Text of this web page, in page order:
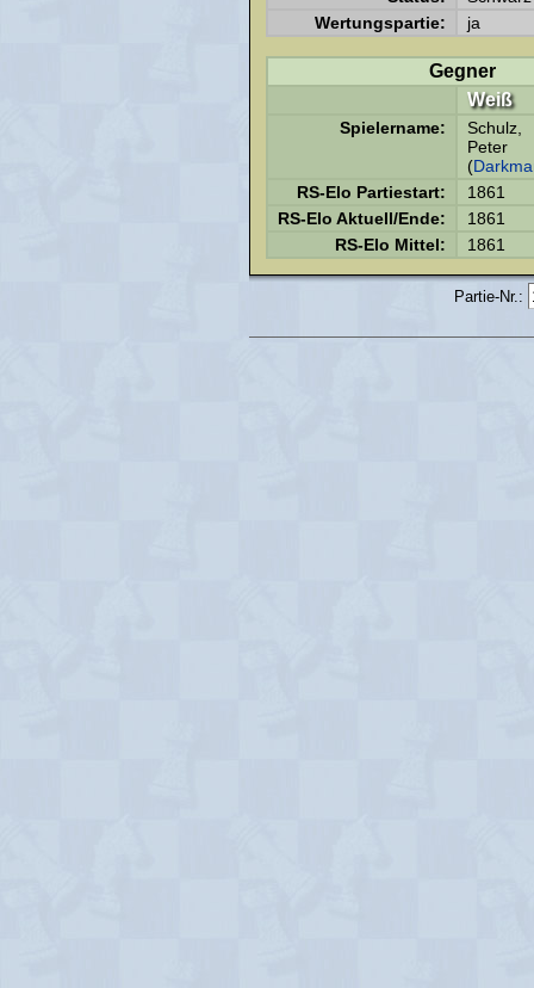
Wertungspartie:
ja
Gegner
Weiß
Spielername:
Schulz,
Peter
(
RS-Elo Partiestart:
1861
RS-Elo Aktuell/Ende:
1861
RS-Elo Mittel:
1861
Partie-Nr.: